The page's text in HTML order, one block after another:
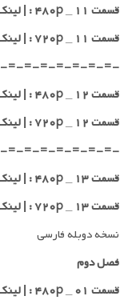
قسمت ۱۱ _ ۴۸۰p : | لینک مستقیم | دوبله فارسی | Family
قسمت ۱۱ _ ۷۲۰p : | لینک مستقیم | دوبله فارسی | Family
=-=-=-=-=-=-=-
قسمت ۱۲ _ ۴۸۰p : | لینک مستقیم | دوبله فارسی | Family
قسمت ۱۲ _ ۷۲۰p : | لینک مستقیم | دوبله فارسی | Family
=-=-=-=-=-=-=-
قسمت ۱۳ _ ۴۸۰p : | لینک مستقیم | دوبله فارسی | Family
قسمت ۱۳ _ ۷۲۰p : | لینک مستقیم | دوبله فارسی | Family
نسخه دوبله فارسی
فصل دوم
قسمت ۰۱ _ ۴۸۰p : | لینک مستقیم |